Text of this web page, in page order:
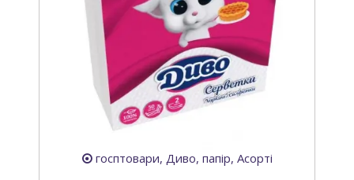
госптовари, Диво, папір, Асорті